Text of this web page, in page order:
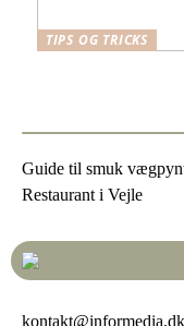
TIPS OG TRICKS
Guide til smuk
Restaurant i Vejle
kontakt@informedia.dk